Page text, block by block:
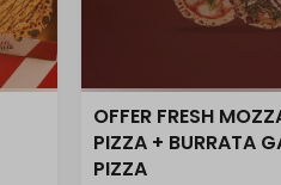
OFFER FRESH
PIZZA + BURRATA
PIZZA